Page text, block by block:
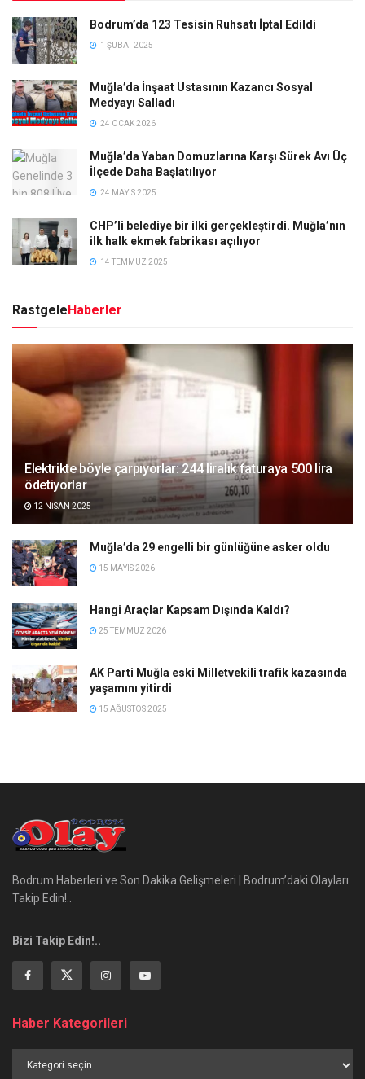
Bodrum’da 123 Tesisin Ruhsatı İptal Edildi
1 ŞUBAT 2025
Muğla’da İnşaat Ustasının Kazancı Sosyal
Medyayı Salladı
24 OCAK 2026
Muğla’da Yaban Domuzlarına Karşı Sürek Avı Üç
İlçede Daha Başlatılıyor
24 MAYIS 2025
CHP’li belediye bir ilki gerçekleştirdi. Muğla’nın
ilk halk ekmek fabrikası açılıyor
14 TEMMUZ 2025
RastgeleHaberler
Elektrikte böyle çarpıyorlar: 244 liralık faturaya 500 lira
ödetiyorlar
12 NISAN 2025
Muğla’da 29 engelli bir günlüğüne asker oldu
15 MAYIS 2026
Hangi Araçlar Kapsam Dışında Kaldı?
25 TEMMUZ 2026
AK Parti Muğla eski Milletvekili trafik kazasında
yaşamını yitirdi
15 AĞUSTOS 2025
Bodrum Haberleri ve Son Dakika Gelişmeleri | Bodrum’daki Olayları
Takip Edin!..
Bizi Takip Edin!..
Haber Kategorileri
Kategorileri